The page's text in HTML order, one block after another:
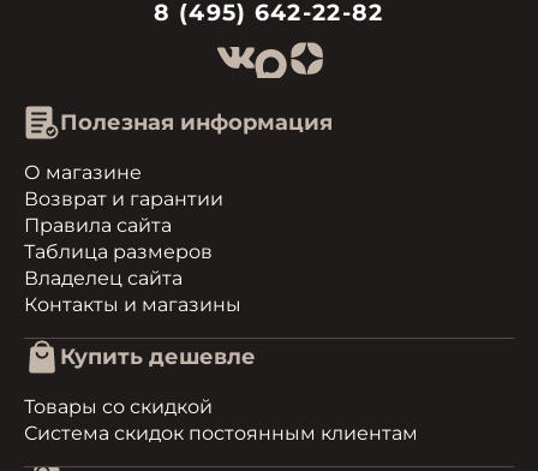
8 (495) 642-22-82
Полезная информация
О магазине
Возврат и гарантии
Правила сайта
Таблица размеров
Владелец сайта
Контакты и магазины
Купить дешевле
Товары со скидкой
Система скидок постоянным клиентам